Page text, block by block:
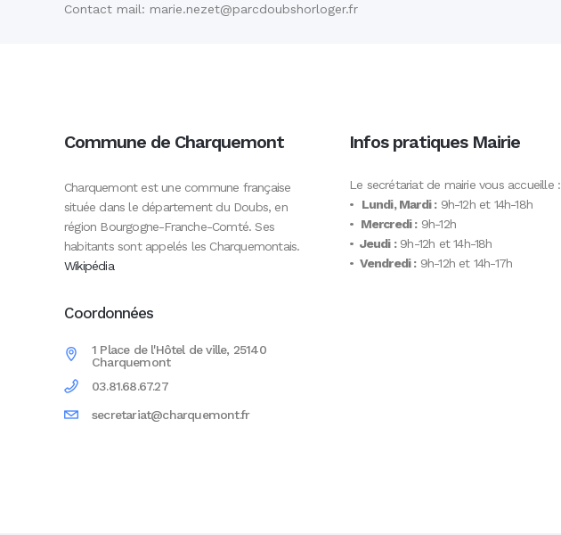
Contact mail: marie.nezet@parcdoubshorloger.fr
Commune de Charquemont
Charquemont est une commune française
située dans le département du Doubs, en
région Bourgogne-Franche-Comté. Ses
habitants sont appelés les Charquemontais.
Wikipédia
Coordonnées
1 Place de l'Hôtel de ville, 25140
Charquemont
03.81.68.67.27
secretariat@charquemont.fr
Infos pratiques Mairie
Le secrétariat de mairie vous accueille :
• Lundi, Mardi :9h-12h et 14h-18h
• Mercredi :9h-12h
• Jeudi :9h-12h et 14h-18h
• Vendredi :9h-12h et 14h-17h